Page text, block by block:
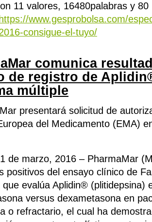
11 valores, 16480palabras y 80
https://www.gesprobolsa.com/
consigue-el-tuyo/
comunica
de registro de
múltiple
presentará solicitud de
del Medicamento (EMA)
de marzo, 2016 – PharmaMar
positivos del ensayo clínico de
que evalúa Aplidin® (plitidepsina)
versus dexametasona en
o refractario, el cual ha